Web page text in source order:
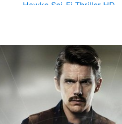
Hawke Sci-Fi Thriller HD